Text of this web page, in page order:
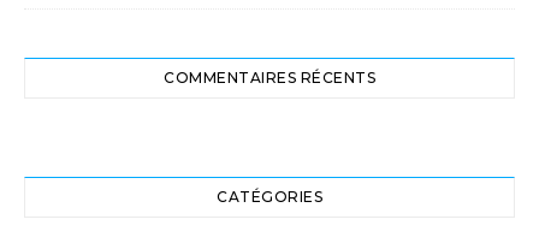
COMMENTAIRES RÉCENTS
CATÉGORIES